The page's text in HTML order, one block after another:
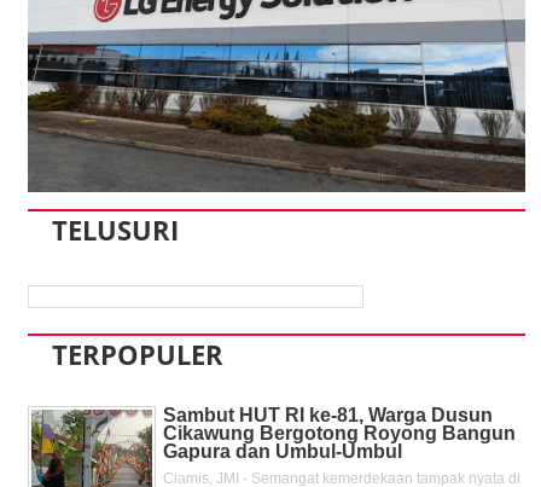
TELUSURI
TERPOPULER
Sambut HUT RI ke-81, Warga Dusun
Cikawung Bergotong Royong Bangun
Gapura dan Umbul-Umbul
Ciamis, JMI - Semangat kemerdekaan tampak nyata di